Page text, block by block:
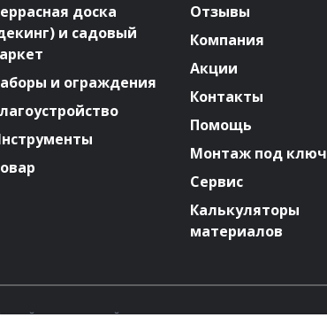
доска
и садовый
и ограждения
Отзывы
Компания
Акции
Контакты
Помощь
Монтаж под ключ
Сервис
Калькуляторы
материалов
определяемой положениями